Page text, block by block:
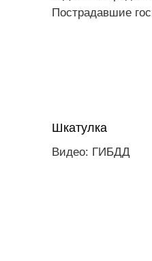
Пострадавшие
Шкатулка
Видео: ГИБДД